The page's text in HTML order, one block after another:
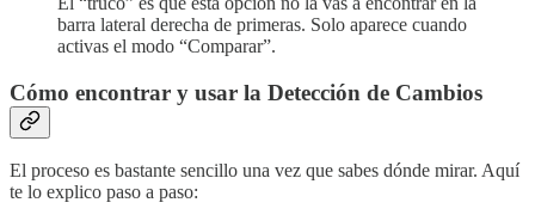
barra lateral derecha de primeras. Solo aparece cuando
activas el modo “Comparar”.
Cómo encontrar y usar la Detección de Cambios
El proceso es bastante sencillo una vez que sabes dónde mirar. Aquí
te lo explico paso a paso: